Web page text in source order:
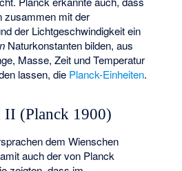
zusammen mit der
der Lichtgeschwindigkeit ein
Naturkonstanten bilden, aus
Masse, Zeit und Temperatur
lassen, die Planck-Einheiten.
II (Planck 1900)
dem Wienschen
auch der von Planck